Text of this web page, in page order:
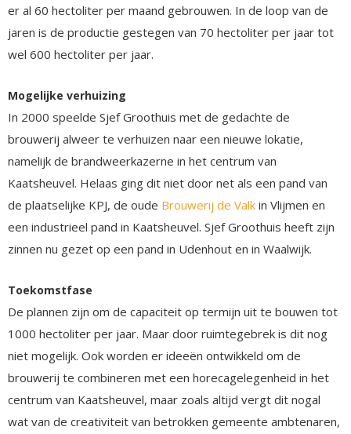
er al 60 hectoliter per maand gebrouwen. In de loop van de
jaren is de productie gestegen van 70 hectoliter per jaar tot
wel 600 hectoliter per jaar.
Mogelijke verhuizing
In 2000 speelde Sjef Groothuis met de gedachte de
brouwerij alweer te verhuizen naar een nieuwe lokatie,
namelijk de brandweerkazerne in het centrum van
Kaatsheuvel. Helaas ging dit niet door net als een pand van
de plaatselijke KPJ, de oude Brouwerij de Valk in Vlijmen en
een industrieel pand in Kaatsheuvel. Sjef Groothuis heeft zijn
zinnen nu gezet op een pand in Udenhout en in Waalwijk.
Toekomstfase
De plannen zijn om de capaciteit op termijn uit te bouwen tot
1000 hectoliter per jaar. Maar door ruimtegebrek is dit nog
niet mogelijk. Ook worden er ideeën ontwikkeld om de
brouwerij te combineren met een horecagelegenheid in het
centrum van Kaatsheuvel, maar zoals altijd vergt dit nogal
wat van de creativiteit van betrokken gemeente ambtenaren,